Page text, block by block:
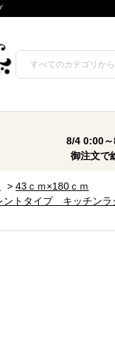
8/4 0:00～
御注文で
> 43ｃｍ×180ｃｍ
ントタイプ キッチ